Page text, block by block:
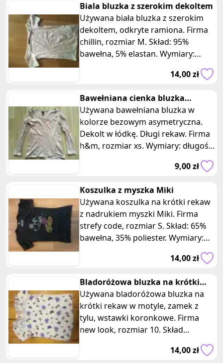
informacji na temat tej podkoszulki:
1. Stan: Podkoszulka jest w dobrym
stanie, noszona z umiarkowaną
częstotliwością. Nie ma większych
uszkodzeń ani plam. 2. Wygodne
rozmiary: Podkoszulka ma długość
około 60 cm i szerokość mierzącą
37 cm. Proszę sprawdzić dokładne
wymiary, aby upewnić się, że pasują
do Twojej sylwetki. 3. Uniwersalny
design: Czarny kolor podkoszulki
sprawia, że jest ona idealnym
elementem pod ubrania w różnych
stylizacjach. Możesz nosić ją
warstwę pod inne ubrania. 4.
Wysoka jakość materiału:
Podkoszulka jest wykonana z
miękkiej i trwałej bawełny, która
zapewnia wygodę noszenia przez
łatwy w pielęgnacji materiał. Jeśli
bawełnianej podkoszulki, która
będzie idealnym uzupełnieniem
Twojej garderoby, ta oferta może
Cię zainteresować.
Biala bluzka z szerokim dekoltem
Używana biała bluzka z szerokim
dekoltem, odkryte ramiona. Firma
chillin, rozmiar M. Skład: 95%
bawełna, 5% elastan. Wymiary:
14,00 zł
Bawełniana cienka bluzka
bezowa na długi rekaw
Używana bawełniana bluzka w
kolorze bezowym asymetryczna.
Dekolt w łódkę. Długi rekaw. Firma
h&m, rozmiar xs. Wymiary: długość
54 cm, szerokość 36 cm, rekaw 47
9,00 zł
Koszulka z myszka Miki
Używana koszulka na krótki rekaw
z nadrukiem myszki Miki. Firma
strefy code, rozmiar S. Skład: 65%
bawełna, 35% poliester. Wymiary:
Wykonana jest z mieszanki bawełny
noszenia i trwałość. Cechy koszulki
z nadrukiem Myszki Miki: 1. Uroczy
nadruk: Koszulka ozdobiona jest
kolorowym nadrukiem
przedstawiającym popularną
postać Myszki Miki. To idealna
opcja dla fanów tej sympatycznej
14,00 zł
Bladoróżowa bluzka na krótki
rekaw w motyle
Używana bladoróżowa bluzka na
krótki rekaw w motyle, zamek z
tylu, wstawki koronkowe. Firma
new look, rozmiar 10. Skład
poliester. Wymiary: długość 64 cm,
14,00 zł